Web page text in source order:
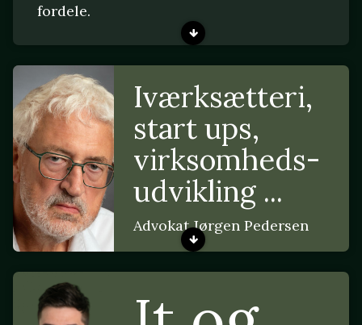
fordele.
Iværksætteri,
start ups,
virksomheds-
udvikling ...
Advokat Jørgen Pedersen